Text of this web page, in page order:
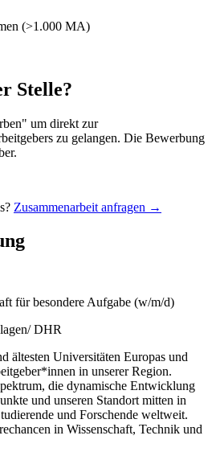
(>1.000 MA)
Stelle?
um direkt zur
zu gelangen. Die Bewerbung
Zusammenarbeit anfragen →
für besondere Aufgabe (w/m/d)
DHR
ältesten Universitäten Europas und
in unserer Region.
die dynamische Entwicklung
und unseren Standort mitten in
und Forschende weltweit.
in Wissenschaft, Technik und